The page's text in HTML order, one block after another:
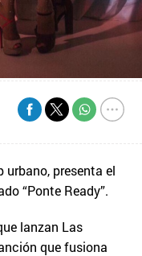
urbano, presenta el
“Ponte Ready”.
lanzan Las
que fusiona